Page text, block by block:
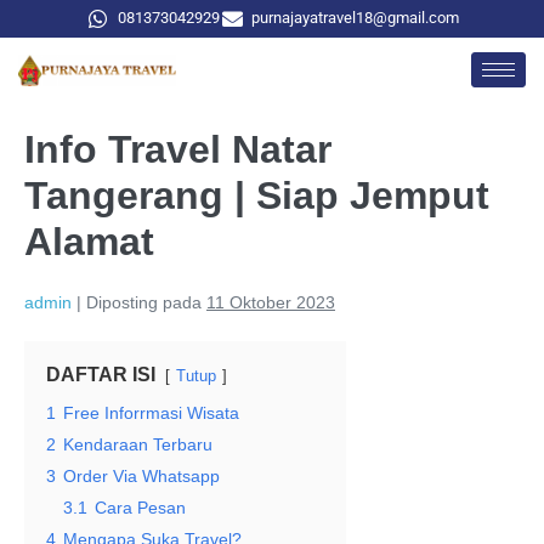
081373042929 purnajayatravel18@gmail.com
Info Travel Natar
Tangerang | Siap Jemput
Alamat
admin | Diposting pada 11 Oktober 2023
DAFTAR ISI Tutup
1
Free Inforrmasi Wisata
2 Kendaraan Terbaru
3 Order Via Whatsapp
3.1 Cara Pesan
4 Mengapa Suka Travel?